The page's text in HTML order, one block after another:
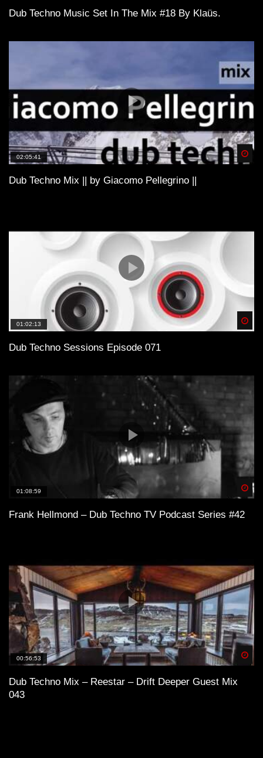
Dub Techno Music Set In The Mix #18 By Klaüs.
02:05:41
Dub Techno Mix || by Giacomo Pellegrino ||
01:02:13
Dub Techno Sessions Episode 071
01:08:59
Frank Hellmond – Dub Techno TV Podcast Series #42
00:56:53
Dub Techno Mix – Reestar – Drift Deeper Guest Mix
043